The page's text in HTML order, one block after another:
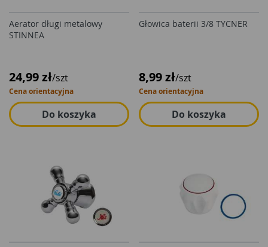
Aerator długi metalowy
STINNEA
24,99 zł/szt
Cena orientacyjna
Do koszyka
Głowica baterii 3/8 TYCNER
8,99 zł/szt
Cena orientacyjna
Do koszyka